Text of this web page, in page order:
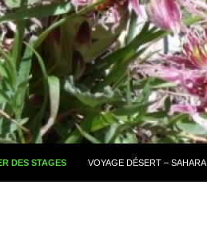
DES STAGES VOYAGE DÉSERT – SAHARA